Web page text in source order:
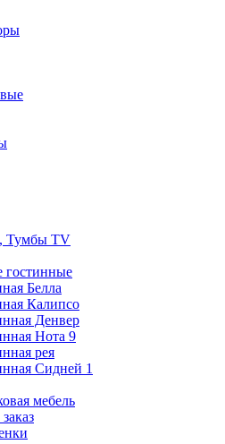
Тумбы TV
гостинные
Белла
Калипсо
Денвер
Нота 9
рея
Сидней 1
мебель